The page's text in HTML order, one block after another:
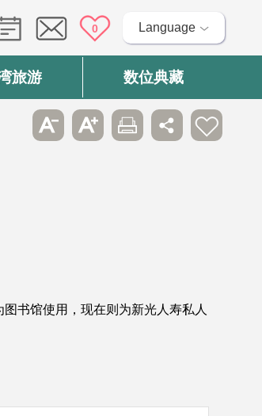
0 Language
旅游 数位典藏
书馆使用，现在则为新光人寿私人